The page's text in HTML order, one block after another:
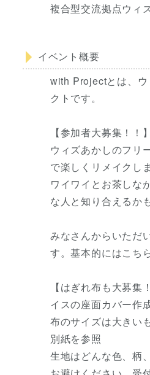
複合型交流拠点ウィ
イベント概要
with Projectとは、ウ
クトです。
【参加者大募集！！】
ウィズあかしのフリ
で楽しくリメイクし
ワイワイとお茶しな
な人と知り合えるか
みなさんからいただ
す。基本的にはこち
【はぎれ布も大募集
イスの座面カバー作
布のサイズは大きい
別紙を参照
生地はどんな色、柄